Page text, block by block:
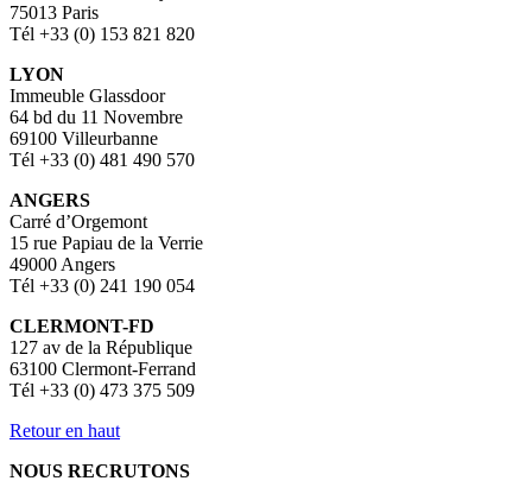
75013 Paris
Tél +33 (0) 153 821 820
LYON
Immeuble Glassdoor
64 bd du 11 Novembre
69100 Villeurbanne
Tél +33 (0) 481 490 570
ANGERS
Carré d’Orgemont
15 rue Papiau de la Verrie
49000 Angers
Tél +33 (0) 241 190 054
CLERMONT-FD
127 av de la République
63100 Clermont-Ferrand
Tél +33 (0) 473 375 509
Retour en haut
NOUS RECRUTONS